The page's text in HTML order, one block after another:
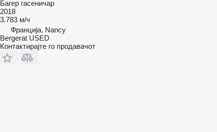
Багер гасеничар
2018
3.783 м/ч
Франција, Nancy
Bergerat USED
Контактирајте го продавачот